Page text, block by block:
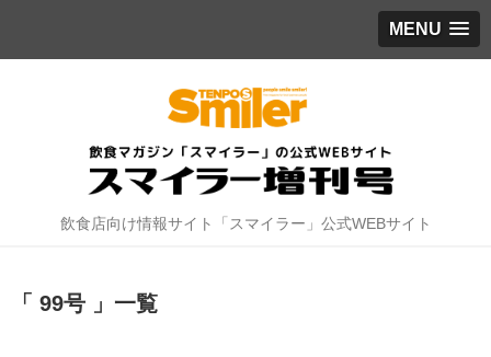
MENU
飲食店向け情報サイト「スマイラー」公式WEBサイト
「 99号 」一覧